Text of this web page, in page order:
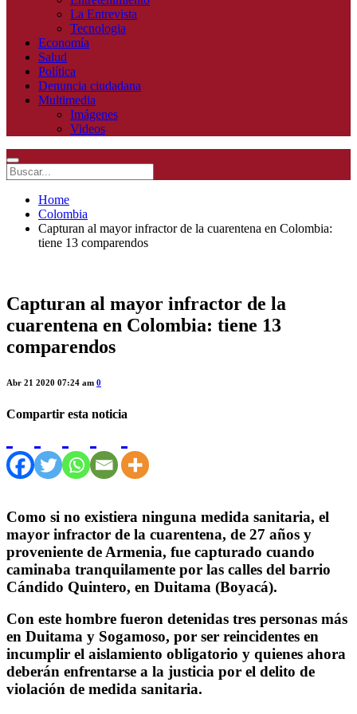
La Entrevista
Tecnologia
Economía
Salud
Política
Denuncia ciudadana
Multimedia
Imágenes
Videos
Home
Colombia
Capturan al mayor infractor de la cuarentena en Colombia:
tiene 13 comparendos
Capturan al mayor infractor de la
cuarentena en Colombia: tiene 13
comparendos
Abr 21 2020 07:24 am 0
Compartir esta noticia
Como si no existiera ninguna medida sanitaria, el
mayor infractor de la cuarentena, de 27 años y
proveniente de Armenia, fue capturado cuando
caminaba tranquilamente por las calles del barrio
Cándido Quintero, en Duitama (Boyacá).
Con este hombre fueron detenidas tres personas más
en Duitama y Sogamoso, por ser reincidentes en
incumplir el aislamiento obligatorio y quienes ahora
deberán enfrentarse a la justicia por el delito de
violación de medida sanitaria.